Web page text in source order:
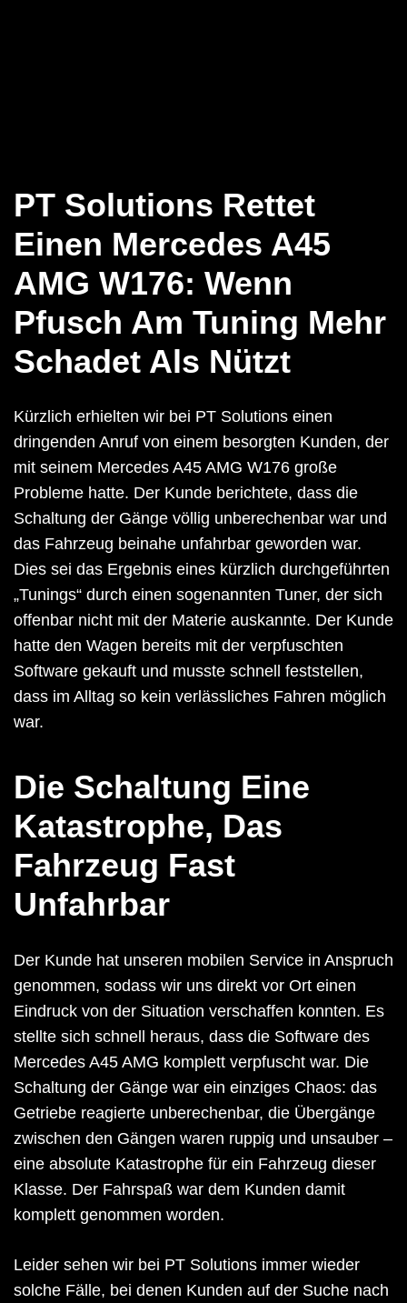
PT Solutions Rettet
Einen Mercedes A45
AMG W176: Wenn
Pfusch Am Tuning Mehr
Schadet Als Nützt
Kürzlich erhielten wir bei PT Solutions einen
dringenden Anruf von einem besorgten Kunden, der
mit seinem Mercedes A45 AMG W176 große
Probleme hatte. Der Kunde berichtete, dass die
Schaltung der Gänge völlig unberechenbar war und
das Fahrzeug beinahe unfahrbar geworden war.
Dies sei das Ergebnis eines kürzlich durchgeführten
„Tunings“ durch einen sogenannten Tuner, der sich
offenbar nicht mit der Materie auskannte. Der Kunde
hatte den Wagen bereits mit der verpfuschten
Software gekauft und musste schnell feststellen,
dass im Alltag so kein verlässliches Fahren möglich
war.
Die Schaltung Eine
Katastrophe, Das
Fahrzeug Fast
Unfahrbar
Der Kunde hat unseren mobilen Service in Anspruch
genommen, sodass wir uns direkt vor Ort einen
Eindruck von der Situation verschaffen konnten. Es
stellte sich schnell heraus, dass die Software des
Mercedes A45 AMG komplett verpfuscht war. Die
Schaltung der Gänge war ein einziges Chaos: das
Getriebe reagierte unberechenbar, die Übergänge
zwischen den Gängen waren ruppig und unsauber –
eine absolute Katastrophe für ein Fahrzeug dieser
Klasse. Der Fahrspaß war dem Kunden damit
komplett genommen worden.
Leider sehen wir bei PT Solutions immer wieder
solche Fälle, bei denen Kunden auf der Suche nach